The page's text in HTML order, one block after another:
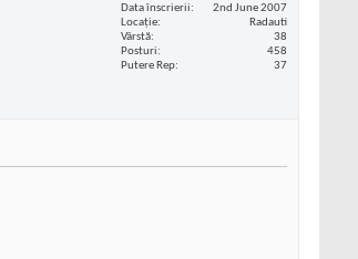
Data înscrierii
2nd June 2007
Locaţie
Radauti
Vârstă
38
Posturi
458
Putere Rep
37